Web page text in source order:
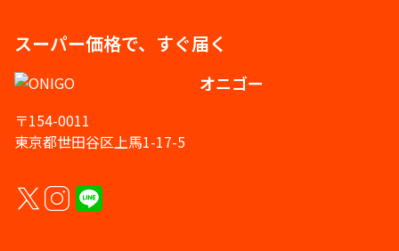
スーパー価格で、すぐ届く
オニゴー
〒154-0011
東京都世田谷区上馬1-17-5